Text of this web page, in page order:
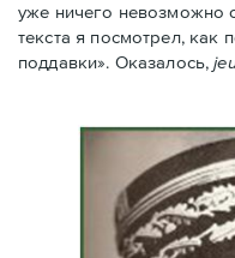
уже ничего невозможно
текста я посмотрел, как
поддавки». Оказалось,